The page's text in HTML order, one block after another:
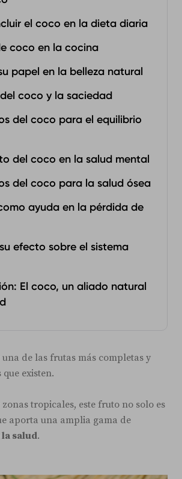
el coco en la dieta diaria
coco en la cocina
papel en la belleza natural
coco y la saciedad
del coco para el equilibrio
del coco en la salud mental
del coco para la salud ósea
ayuda en la pérdida de
efecto sobre el sistema
El coco, un aliado natural
una de las frutas más completas y
existen.
tropicales, este fruto no solo es
aporta una amplia gama de
salud.